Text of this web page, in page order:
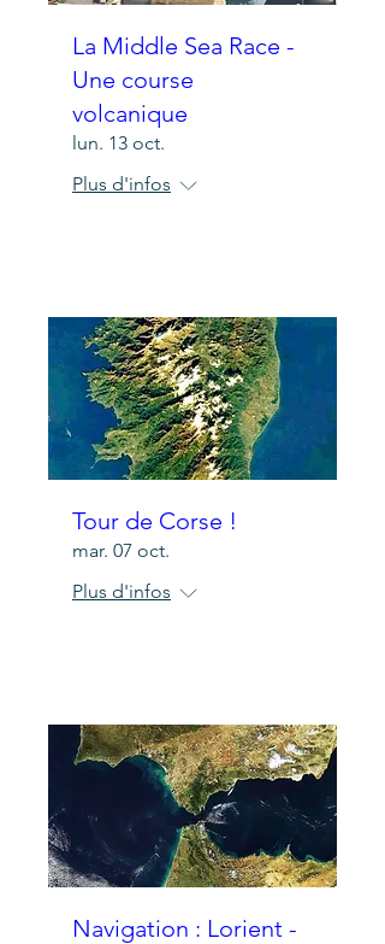
La Middle Sea Race -
Une course
volcanique
lun. 13 oct.
Plus d'infos
Tour de Corse !
mar. 07 oct.
Plus d'infos
Navigation : Lorient -